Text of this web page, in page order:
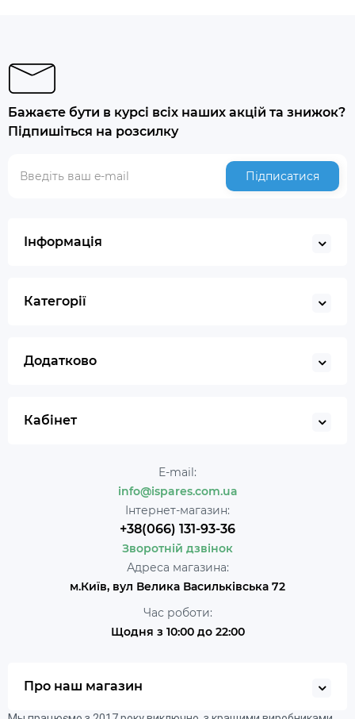
Бажаєте бути в курсі всіх наших акцій та знижок?
Підпишіться на розсилку
Підписатися
Інформація
Категорії
Додатково
Кабінет
E-mail:
info@ispares.com.ua
Інтернет-магазин:
+38(066) 131-93-36
Зворотній дзвінок
Адреса магазина:
м.Київ, вул Велика Васильківська 72
Час роботи:
Щодня з 10:00 до 22:00
Про наш магазин